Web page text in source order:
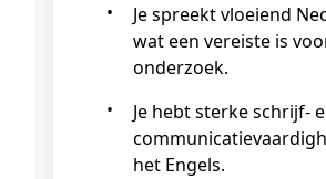
Je spreekt vloeiend Nederlands,
wat een vereiste is
onderzoek.
Je hebt sterke schrijf- en
het Engels.